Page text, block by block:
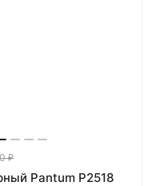
₽
Pantum P2518